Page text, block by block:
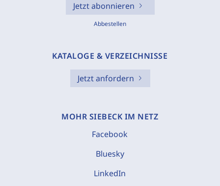
Jetzt abonnieren
Abbestellen
KATALOGE & VERZEICHNISSE
Jetzt anfordern
MOHR SIEBECK IM NETZ
Facebook
Bluesky
LinkedIn